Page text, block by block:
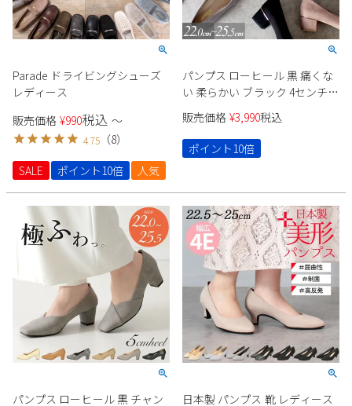
Parade ドライビングシューズ
レディース
販売価格 ¥990税込 〜
4.75 （8）
SALE
ポイント10倍 人気
パンプス ローヒール 黒 痛くな
い 柔らかい ブラック 4センチ
スエード 太ヒール チャンキー
ヒール ポインテッドトゥ 飾り
ドークレ 22cm 極ふわっ 21114
Parade カジュアル パーティー
販売価格 ¥3,990税込
ポイント10倍
パンプス ローヒール 黒 チャン 日本製 パンプス 靴 レディース